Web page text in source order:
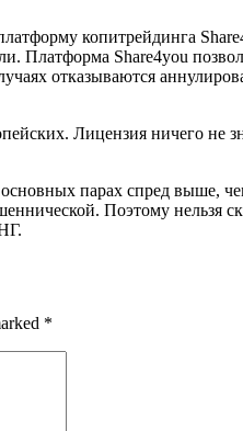
копитрейдинга
Платформа Share4you
отказываются
Лицензия ничего
парах спред выше,
Поэтому нельзя
*